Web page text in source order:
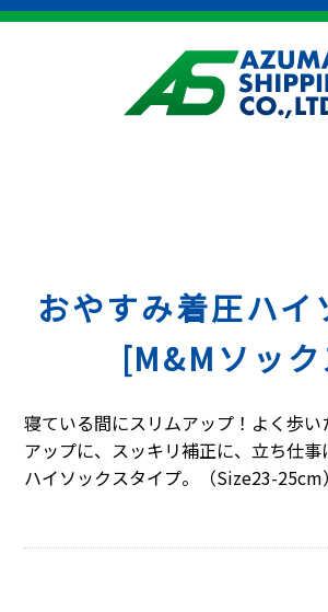
おやすみ着圧ハイ
[M&Mソッ
寝ている間にスリムアップ！よく歩
アップに、スッキリ補正に、立ち仕事
ハイソックスタイプ。（Size23-25cm）